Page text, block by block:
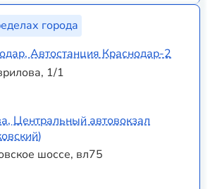
города
Автостанция Краснодар-2
1/1
Центральный автовокзал
шоссе, вл75